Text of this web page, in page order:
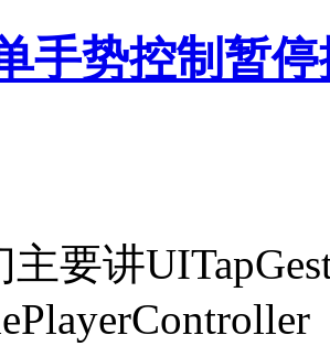
手势控制暂
要讲